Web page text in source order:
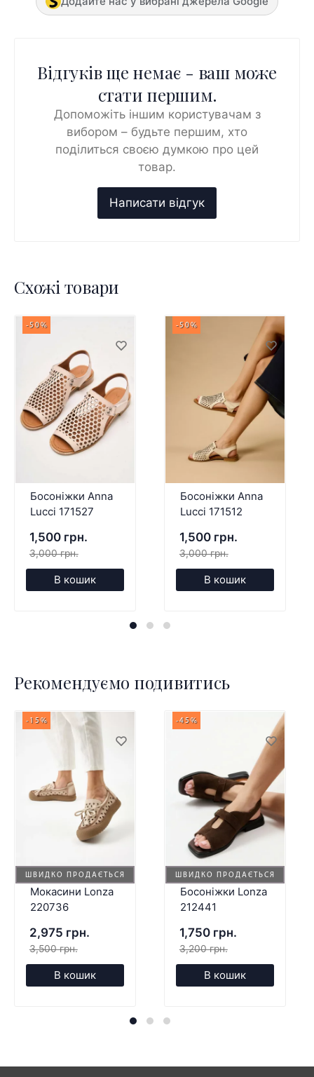
Відгуків ще немає - ваш може
стати першим.
Допоможіть іншим користувачам з
вибором – будьте першим, хто
поділиться своєю думкою про цей
товар.
Схожі товари
-50%
Босоніжки Anna
Lucci 171527
1,500 грн.
3,000 грн.
В кошик
-50%
Босоніжки Anna
Lucci 171512
1,500 грн.
3,000 грн.
В кошик
Рекомендуємо подивитись
ШВИДКО ПРОДАЄТЬСЯ
-15%
Мокасини Lonza
220736
2,975 грн.
3,500 грн.
В кошик
ШВИДКО ПРОДАЄТЬСЯ
-45%
Босоніжки Lonza
212441
1,750 грн.
3,200 грн.
В кошик